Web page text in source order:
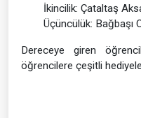
İkincilik: Çataltaş
Üçüncülük: Bağbaşı
Dereceye giren
öğrencilere çeşitli